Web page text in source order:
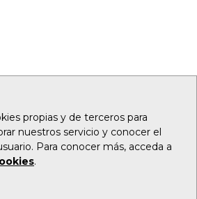
propias y de terceros para
nuestros servicio y conocer el
Para conocer más, acceda a
.